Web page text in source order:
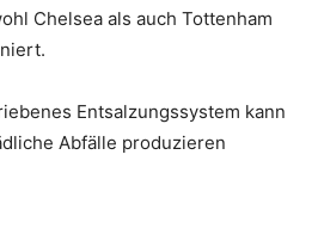
Chelsea als auch Tottenham
Entsalzungssystem kann
Abfälle produzieren